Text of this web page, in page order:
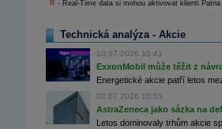
R - Real-Time data si mohou aktivovat klienti
Technická analýza - Akcie
10.07.2026 10:41
ExxonMobil může těžit z
Energetické akcie patří letos
02.07.2026 10:55
AstraZeneca jako sázka na
Letos dominovaly trhům akcie